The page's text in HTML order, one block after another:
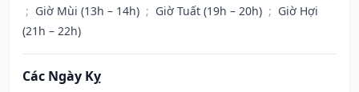
; Giờ Mùi (13h – 14h) ; Giờ Tuất (19h – 20h) ; Giờ Hợi
(21h – 22h)
Các Ngày Kỵ